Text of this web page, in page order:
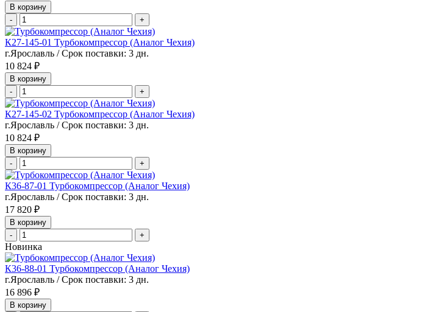
В корзину
-
+
К27-145-01 Турбокомпрессор (Аналог Чехия)
г.Ярославль / Срок поставки: 3 дн.
10 824 ₽
В корзину
-
+
К27-145-02 Турбокомпрессор (Аналог Чехия)
г.Ярославль / Срок поставки: 3 дн.
10 824 ₽
В корзину
-
+
К36-87-01 Турбокомпрессор (Аналог Чехия)
г.Ярославль / Срок поставки: 3 дн.
17 820 ₽
В корзину
-
+
Новинка
К36-88-01 Турбокомпрессор (Аналог Чехия)
г.Ярославль / Срок поставки: 3 дн.
16 896 ₽
В корзину